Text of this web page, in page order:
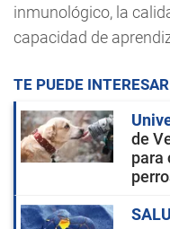
inmunológico, la
capacidad de
TE PUEDE INTERESAR
de
para